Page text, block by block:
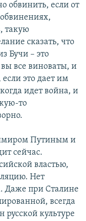
обвинить, если от
такую
сказать, что
Бучи – это
вы все виноваты, и
это дает им
идет война, и
то
Путиным и
сейчас.
властью,
Нет
Даже при Сталине
всегда
культуре